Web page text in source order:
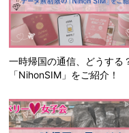
一時帰国の通信、どうする
「NihonSIM」をご紹介！